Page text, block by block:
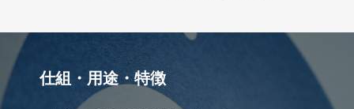
仕組・用途・特徴